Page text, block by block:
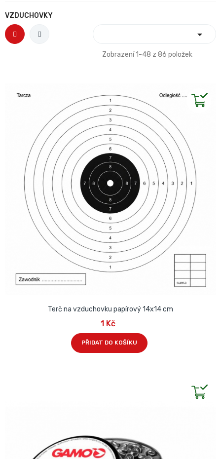
VZDUCHOVKY

Zobrazení 1-48 z 86 položek
Terč na vzduchovku papírový 14x14 cm
1 Kč
PŘIDAT DO KOŠÍKU